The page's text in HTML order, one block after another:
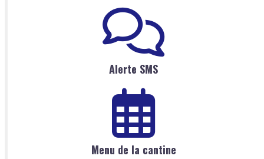
Alerte SMS
Menu de la cantine